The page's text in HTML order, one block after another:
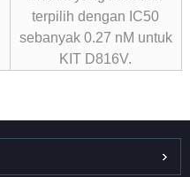
terpilih dengan IC50
sebanyak 0.27 nM untuk
KIT D816V.